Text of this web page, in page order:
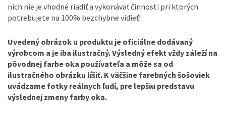
nich nie je vhodné riadiť a vykonávať činnosti pri ktorých
potrebujete na 100% bezchybne vidieť!
Uvedený obrázok u produktu je oficiálne dodávaný
výrobcom a je iba ilustračný. Výsledný efekt vždy záleží na
pôvodnej farbe oka používateľa a môže sa od
ilustračného obrázku líšiť. K väčšine farebných šošoviek
uvádzame fotky reálnych ľudí, pre lepšiu predstavu
výslednej zmeny farby oka.